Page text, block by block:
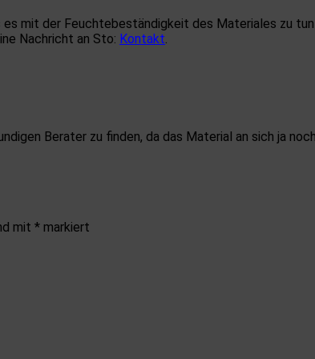
mit der Feuchtebeständigkeit des Materiales zu tun
Nachricht an Sto: Kontakt
Berater zu finden, da das Material an sich ja
mit * markiert